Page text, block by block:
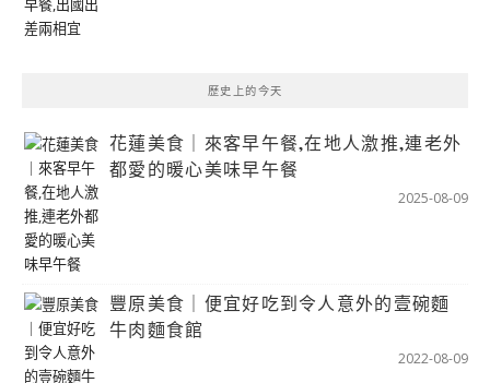
歷史上的今天
花蓮美食｜來客早午餐,在地人激推,連老外
都愛的暖心美味早午餐
2025-08-09
豐原美食｜便宜好吃到令人意外的壹碗麵
牛肉麵食館
2022-08-09